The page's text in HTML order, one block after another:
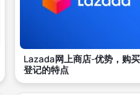
Lazada网上商店-优势，购买
登记的特点